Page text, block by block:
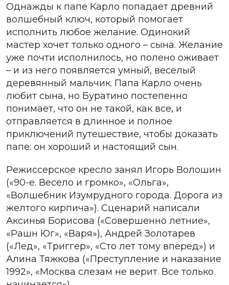
Однажды к папе Карло попадает древний
волшебный ключ, который помогает
исполнить любое желание. Одинокий
мастер хочет только одного – сына. Желание
уже почти исполнилось, но полено оживает
– и из него появляется умный, веселый
деревянный мальчик. Папа Карло очень
любит сына, но Буратино постепенно
понимает, что он не такой, как все, и
отправляется в длинное и полное
приключений путешествие, чтобы доказать
папе: он хороший и настоящий сын.
Режиссерское кресло занял Игорь Волошин
(«90-е. Весело и громко», «Ольга»,
«Волшебник Изумрудного города. Дорога из
желтого кирпича»). Сценарий написали
Аксинья Борисова («Совершенно летние»,
«Рашн Юг», «Варя»), Андрей Золотарев
(«Лед», «Триггер», «Сто лет тому вперед») и
Алина Тяжкова («Преступление и наказание
1992», «Москва слезам не верит. Все только